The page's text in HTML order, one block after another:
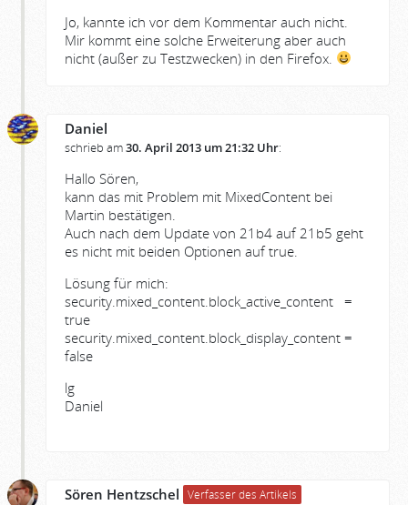
Jo, kannte ich vor dem Kommentar auch nicht.
Mir kommt eine solche Erweiterung aber auch
nicht (außer zu Testzwecken) in den Firefox.
Daniel
schrieb am30. April 2013 um 21:32 Uhr:
Hallo Sören,
kann das mit Problem mit MixedContent bei
Martin bestätigen.
Auch nach dem Update von 21b4 auf 21b5 geht
es nicht mit beiden Optionen auf true.
Lösung für mich:
security.mixed_content.block_active_content =
true
security.mixed_content.block_display_content =
false
lg
Daniel
Sören Hentzschel Verfasser des Artikels